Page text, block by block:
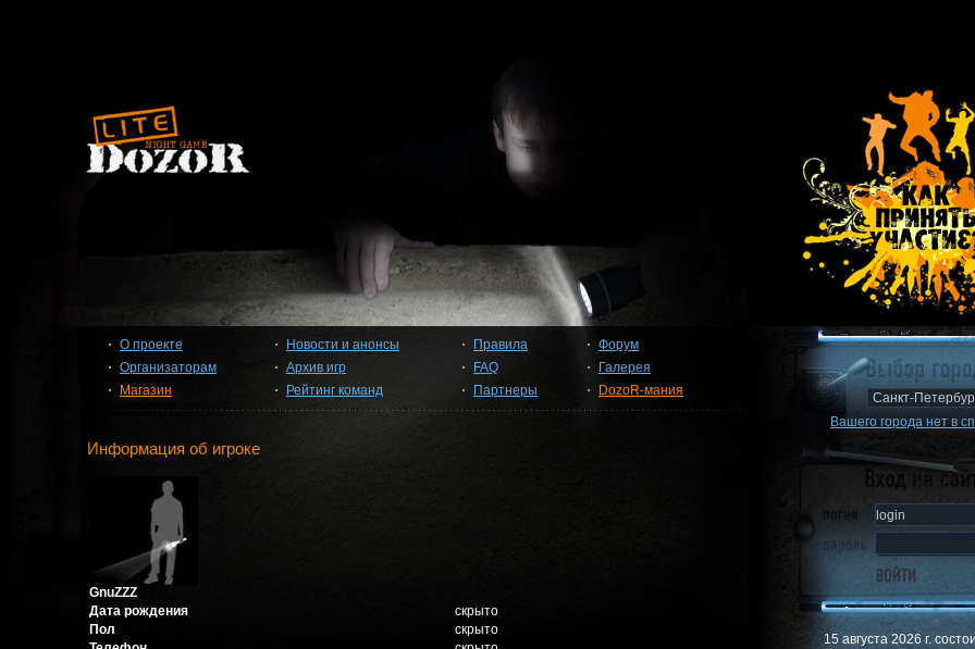
О проекте
Организаторам
Магазин
Новости и анонсы
Архив игр
Рейтинг команд
Правила
FAQ
Партнеры
Форум
Галерея
DozoR-мания
Информация об игроке
GnuZZZ
Дата рождения
скрыто
Пол
скрыто
Вашего города нет в
15 августа 2026 г.